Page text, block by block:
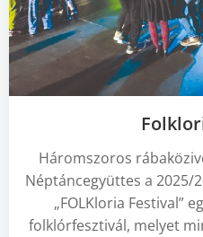
Háromszoros
Néptáncegyüttes a 2025/
„FOLKloria Festival”
folklórfesztivál, melyet